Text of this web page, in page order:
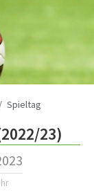
Spieltag
23)